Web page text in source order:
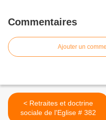
Commentaires
Ajouter un
< Retraites et doctrine
sociale de l'Eglise # 382